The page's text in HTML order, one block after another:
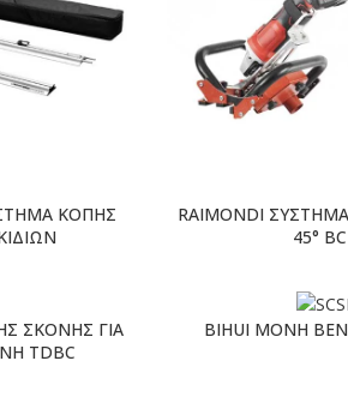
ΚΟΠΗΣ
RAIMONDI
45°
ΣΚΟΝΗΣ ΓΙΑ
TDBC
BIHUI MONH